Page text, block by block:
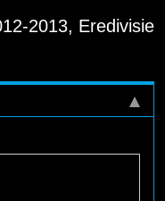
2013, Eredivisie